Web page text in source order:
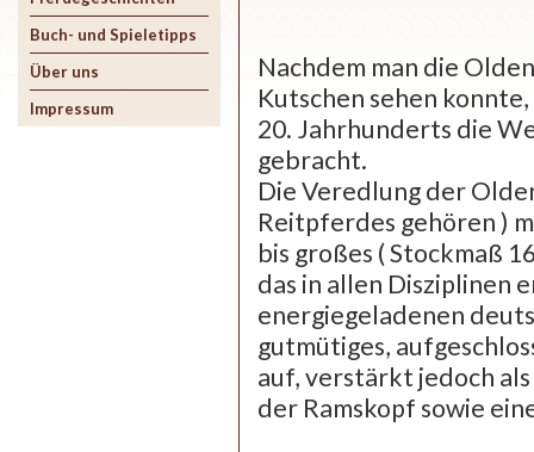
Buch- und Spieletipps
Über uns
Impressum
Nachdem man die
Kutschen sehen
20. Jahrhunderts die
gebracht.
Die Veredlung der
Reitpferdes gehören )
bis großes ( Stockmaß
das in allen Disziplinen
energiegeladenen
gutmütiges,
auf, verstärkt jedoch
der Ramskopf sowie